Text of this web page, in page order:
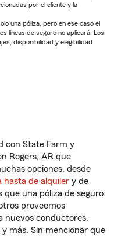
por el cliente y la
una póliza, pero en ese caso el
líneas de seguro no aplicará. Los
disponibilidad y elegibilidad
con State Farm y
Rogers, AR que
opciones, desde
hasta de alquiler y de
que una póliza de seguro
proveemos
nuevos conductores,
y más. Sin mencionar que